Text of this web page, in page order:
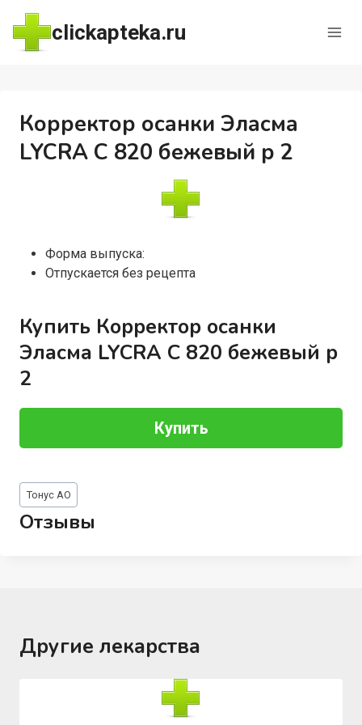
Перейти
содержимому
clickapteka.ru
Корректор осанки Эласма
LYCRA С 820 бежевый р 2
Форма выпуска:
Отпускается без рецепта
Купить Корректор осанки
Эласма LYCRA С 820 бежевый р
2
Купить
Метки
записи:
Тонус АО
Отзывы
Другие лекарства